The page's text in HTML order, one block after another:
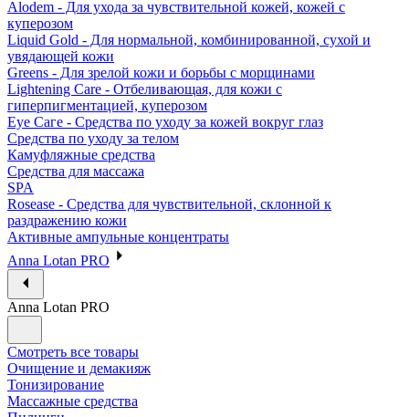
Alodem - Для ухода за чувствительной кожей, кожей с
куперозом
Liquid Gold - Для нормальной, комбинированной, сухой и
увядающей кожи
Greens - Для зрелой кожи и борьбы с морщинами
Lightening Care - Отбеливающая, для кожи с
гиперпигментацией, куперозом
Eye Саге - Средства по уходу за кожей вокруг глаз
Средства по уходу за телом
Камуфляжные средства
Средства для массажа
SPA
Rosease - Средства для чувствительной, склонной к
раздражению кожи
Активные ампульные концентраты
Anna Lotan PRO
Anna Lotan PRO
Смотреть все товары
Очищение и демакияж
Тонизирование
Массажные средства